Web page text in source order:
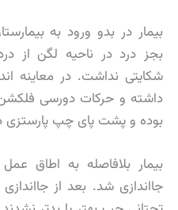
بیمار در بدو ورود به
بجز درد در ناحیه لگن از
شکایتی نداشت. در معاینه
داشته و حرکات دورسی
بوده و پشت پای چپ
بیمار بلافاصله به اطاق
جااندازی شد. بعد از